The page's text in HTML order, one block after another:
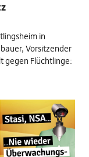
in
Vorsitzender
gegen Flüchtlinge: